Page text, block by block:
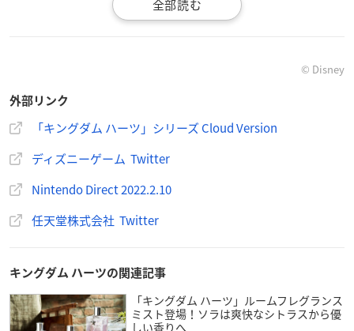
【発売タイトル一覧】
「KINGDOM HEARTS INTEGRUM MASTERPIECE for Cloud」
（※こちらは上記3タイトルを1本にまとめたオールインワンタ
※上記タイトルすべてにクラウドストリーミング技術が使用さ
れています。ゲームをお楽しみいただくには常時安定したイン
ターネット接続環境が必要となります。
「KINGDOM HEARTS – HD 1.5+2.5 ReMIX – Cloud Version」5,2
80円（税込）
「KINGDOM HEARTS HD 2.8 Final Chapter Prologue Cloud Ver
© Disney
外部リンク
「キングダム ハーツ」シリーズ Cloud Version
ディズニーゲーム Twitter
Nintendo Direct 2022.2.10
任天堂株式会社 Twitter
キングダム ハーツの関連記事
「キングダム ハーツ」ルームフレグランス
ミスト登場！ソラは爽快なシトラスから優
しい香りへ